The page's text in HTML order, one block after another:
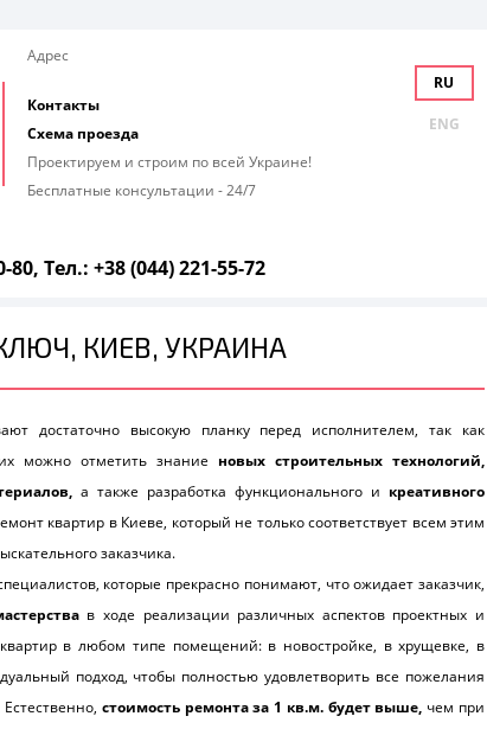
Адрес
Контакты
Схема проезда
Проектируем и строим по всей Украине!
Бесплатные консультации - 24/7
RU
ENG
80, Тел.: +38 (044) 221-55-72
КИЕВ, УКРАИНА
достаточно высокую планку перед исполнителем, так как
можно отметить знание новых строительных технологий,
а также разработка функционального и креативного
квартир в Киеве, который не только соответствует всем этим
заказчика.
которые прекрасно понимают, что ожидает заказчик,
в ходе реализации различных аспектов проектных и
в любом типе помещений: в новостройке, в хрущевке, в
подход, чтобы полностью удовлетворить все пожелания
стоимость ремонта за 1 кв.м. будет выше, чем при